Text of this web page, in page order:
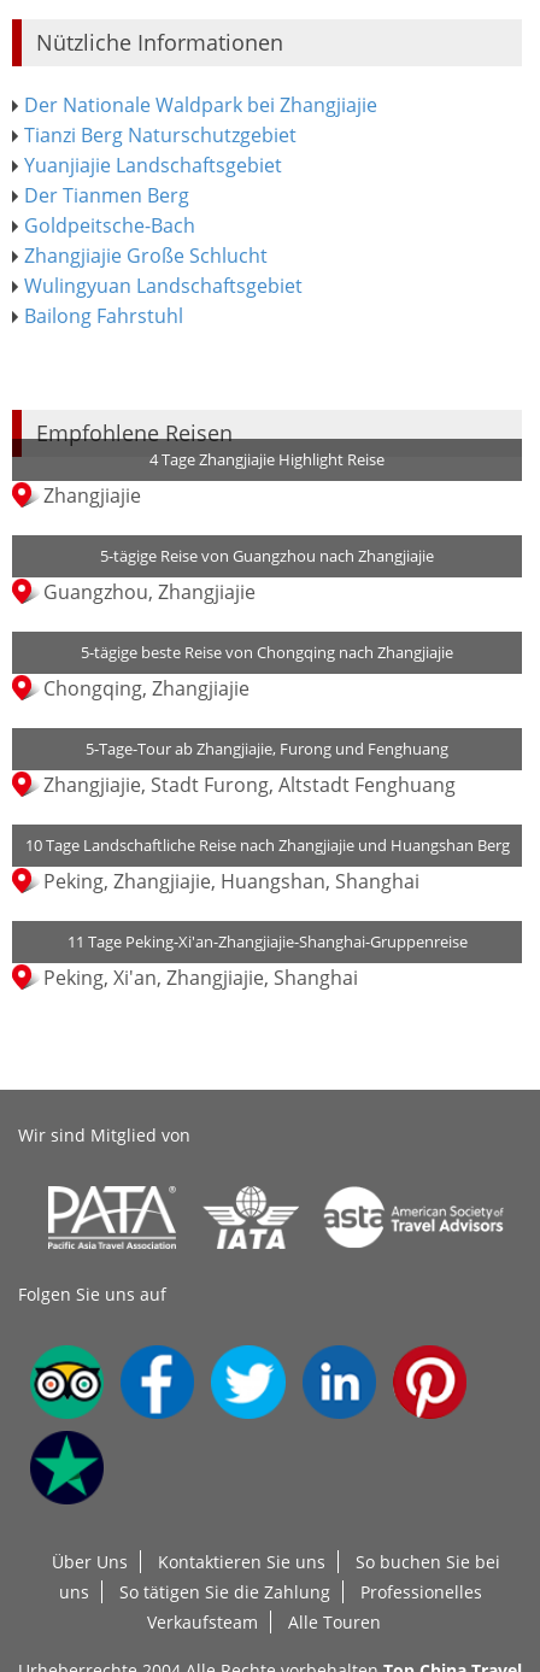
Nützliche Informationen
Der Nationale Waldpark bei Zhangjiajie
Tianzi Berg Naturschutzgebiet
Yuanjiajie Landschaftsgebiet
Der Tianmen Berg
Goldpeitsche-Bach
Zhangjiajie Große Schlucht
Wulingyuan Landschaftsgebiet
Bailong Fahrstuhl
Empfohlene Reisen
4 Tage Zhangjiajie Highlight Reise
Zhangjiajie
5-tägige Reise von Guangzhou nach Zhangjiajie
Guangzhou, Zhangjiajie
5-tägige beste Reise von Chongqing nach Zhangjiajie
Chongqing, Zhangjiajie
5-Tage-Tour ab Zhangjiajie, Furong und Fenghuang
Zhangjiajie, Stadt Furong, Altstadt Fenghuang
10 Tage Landschaftliche Reise nach Zhangjiajie und Huangshan Berg
Peking, Zhangjiajie, Huangshan, Shanghai
11 Tage Peking-Xi'an-Zhangjiajie-Shanghai-Gruppenreise
Peking, Xi'an, Zhangjiajie, Shanghai
Wir sind Mitglied von
Folgen Sie uns auf
Über Uns Kontaktieren Sie uns
So buchen Sie bei
uns
So tätigen Sie die Zahlung
Professionelles
Verkaufsteam
Alle Touren